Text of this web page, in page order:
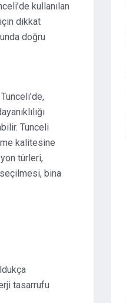
kullanılan
dikkat
doğru
Tunceli
kalitesine
türleri,
bina
tasarrufu